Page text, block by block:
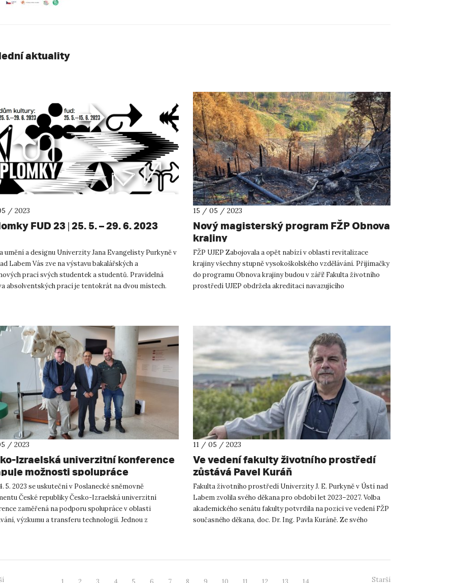
aktuality
/ 2023
FUD 23 | 25. 5. – 29. 6. 2023
umění a designu Univerzity Jana Evangelisty Purkyně v
Labem Vás zve na výstavu bakalářských a
prací svých studentek a studentů. Pravidelná
absolventských prací je tentokrát na dvou místech.
15 / 05 / 2023
Nový magisterský program FŽP Obnova
krajiny
FŽP UJEP Zabojovala a opět nabízí v oblasti revitalizace
krajiny všechny stupně vysokoškolského vzdělávání. Přijímačky
do programu Obnova krajiny budou v září! Fakulta životního
prostředí UJEP obdržela akreditaci navazujícího
/ 2023
Izraelská univerzitní konference
možnosti spolupráce
5. 2023 se uskuteční v Poslanecké sněmovně
České republiky Česko-Izraelská univerzitní
zaměřená na podporu spolupráce v oblasti
výzkumu a transferu technologií. Jednou z
11 / 05 / 2023
Ve vedení fakulty životního prostředí
zůstává Pavel Kuráň
Fakulta životního prostředí Univerzity J. E. Purkyně v Ústí nad
Labem zvolila svého děkana pro období let 2023–2027. Volba
akademického senátu fakulty potvrdila na pozici ve vedení FŽP
současného děkana, doc. Dr. Ing. Pavla Kuráně. Ze svého
Starší